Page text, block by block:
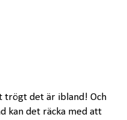
trögt det är ibland! Och
kan det räcka med att